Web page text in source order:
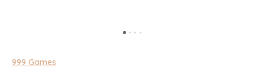
999 Games